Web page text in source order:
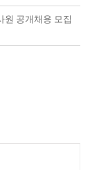
원 공개채용 모집